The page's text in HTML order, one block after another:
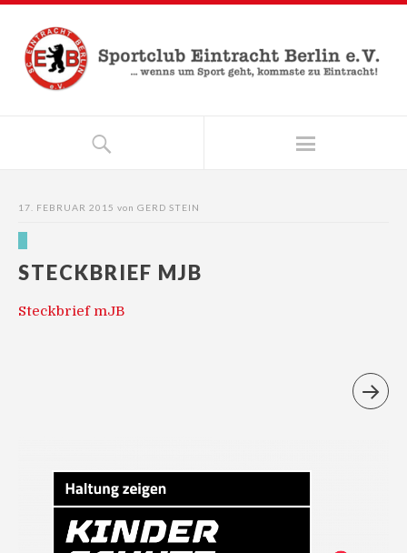
17. FEBRUAR 2015 von GERD STEIN
STECKBRIEF MJB
Steckbrief mJB